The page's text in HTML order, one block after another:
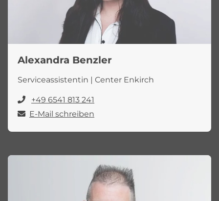
Alexandra Benzler
Serviceassistentin | Center Enkirch
+49 6541 813 241
E-Mail schreiben